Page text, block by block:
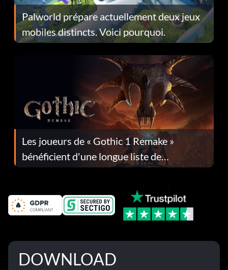
Palworld prépare actuellement deux jeux
mobiles distincts. Voici pourquoi.
Les joueurs de « Gothic 1 Remake »
bénéficient d'une longue liste de
corrections dans la mise à jour 1.0.4
DOWNLOAD